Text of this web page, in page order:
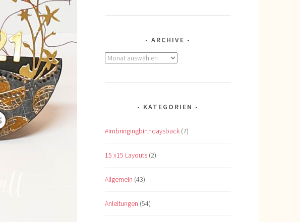
ARCHIVE
Archive
KATEGORIEN
#imbringingbirthdaysback (7)
15 x15 Layouts (2)
Allgemein (43)
Anleitungen (54)